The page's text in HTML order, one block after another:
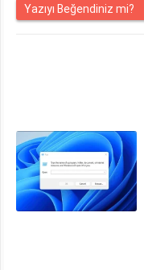
Yazıyı Beğendiniz mi?